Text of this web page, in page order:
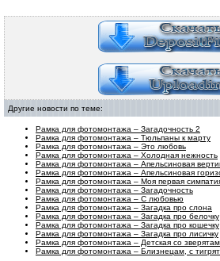
Другие новости по теме:
Рамка для фотомонтажа – Загадочность 2
Рамка для фотомонтажа – Тюльпаны к марту
Рамка для фотомонтажа – Это любовь
Рамка для фотомонтажа – Холодная нежность
Рамка для фотомонтажа – Апельсиновая
Рамка для фотомонтажа – Апельсиновая
Рамка для фотомонтажа – Моя первая
Рамка для фотомонтажа – Загадочность
Рамка для фотомонтажа – С любовью
Рамка для фотомонтажа – Загадка про слона
Рамка для фотомонтажа – Загадка про белочку
Рамка для фотомонтажа – Загадка про кошечку
Рамка для фотомонтажа – Загадка про лисичку
Рамка для фотомонтажа – Детская со
Рамка для фотомонтажа – Близнецам, с